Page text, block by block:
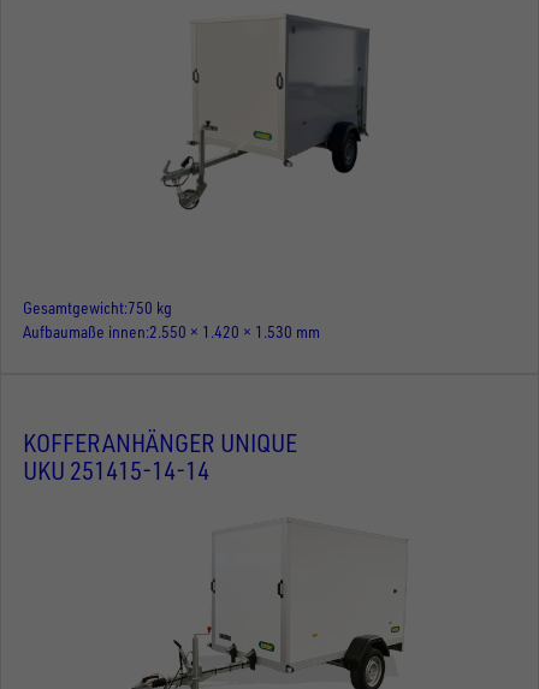
Gesamtgewicht 750 kg
Aufbaumaße innen 2.550 × 1.420 × 1.530 mm
KOFFERANHÄNGER UNIQUE
UKU 251415-14-14